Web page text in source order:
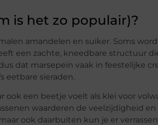
is het zo populair)?
amandelen en suiker. Soms
een zachte, kneedbare structuur
dat marsepein vaak in feestelijke
eetbare sieraden.
ook een beetje voelt als klei voor
waarderen de veelzijdigheid
ook daarbuiten kun je er